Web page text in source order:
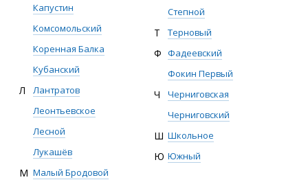
Капустин
Комсомольский
Коренная Балка
Кубанский
Л
Лантратов
Леонтьевское
Лесной
Лукашёв
М Малый Бродовой
Степной
Т Терновый
Ф Фадеевский
Фокин Первый
Ч
Черниговская
Черниговский
Ш Школьное
Ю Южный